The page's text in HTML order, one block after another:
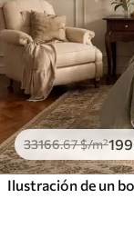
33166.67$/m²